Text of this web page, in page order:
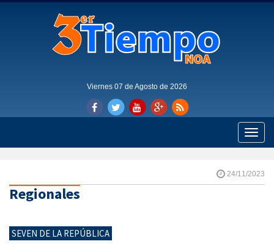
Viernes 07 de Agosto de 2026
Toggle
24/11/2023
Regionales
SEVEN DE LA REPÚBLICA